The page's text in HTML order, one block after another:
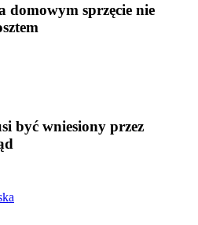
domowym sprzęcie nie
być wniesiony przez